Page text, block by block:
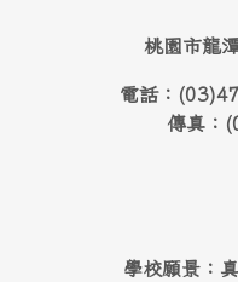
桃園市龍
電話：
傳真：
學校願景：